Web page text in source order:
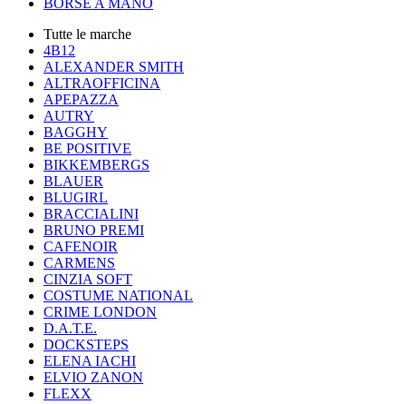
BORSE A MANO
Tutte le marche
4B12
ALEXANDER SMITH
ALTRAOFFICINA
APEPAZZA
AUTRY
BAGGHY
BE POSITIVE
BIKKEMBERGS
BLAUER
BLUGIRL
BRACCIALINI
BRUNO PREMI
CAFENOIR
CARMENS
CINZIA SOFT
COSTUME NATIONAL
CRIME LONDON
D.A.T.E.
DOCKSTEPS
ELENA IACHI
ELVIO ZANON
FLEXX